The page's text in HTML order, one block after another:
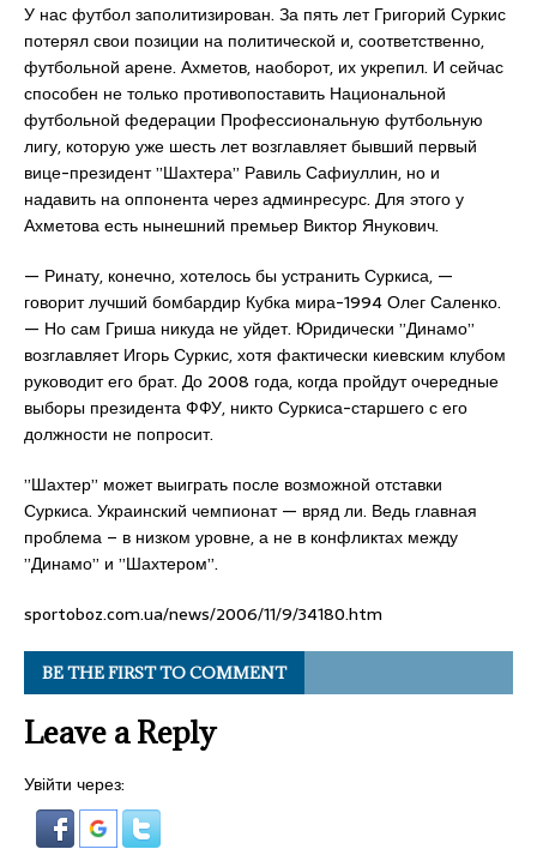
У нас футбол заполитизирован. За пять лет Григорий Суркис
потерял свои позиции на политической и, соответственно,
футбольной арене. Ахметов, наоборот, их укрепил. И сейчас
способен не только противопоставить Национальной
футбольной федерации Профессиональную футбольную
лигу, которую уже шесть лет возглавляет бывший первый
вице-президент ”Шахтера” Равиль Сафиуллин, но и
надавить на оппонента через админресурс. Для этого у
Ахметова есть нынешний премьер Виктор Янукович.
— Ринату, конечно, хотелось бы устранить Суркиса, —
говорит лучший бомбардир Кубка мира-1994 Олег Саленко.
— Но сам Гриша никуда не уйдет. Юридически ”Динамо”
возглавляет Игорь Суркис, хотя фактически киевским клубом
руководит его брат. До 2008 года, когда пройдут очередные
выборы президента ФФУ, никто Суркиса-старшего с его
должности не попросит.
”Шахтер” может выиграть после возможной отставки
Суркиса. Украинский чемпионат — вряд ли. Ведь главная
проблема – в низком уровне, а не в конфликтах между
”Динамо” и ”Шахтером”.
sportoboz.com.ua/news/2006/11/9/34180.htm
BE THE FIRST TO COMMENT
Leave a Reply
Увійти через: